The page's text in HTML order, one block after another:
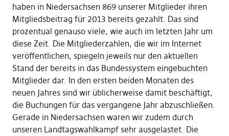
haben in Niedersachsen 869 unserer Mitglieder ihren
Mitgliedsbeitrag für 2013 bereits gezahlt. Das sind
prozentual genauso viele, wie auch im letzten Jahr um
diese Zeit. Die Mitgliederzahlen, die wir im Internet
veröffentlichen, spiegeln jeweils nur den aktuellen
Stand der bereits in das Bundessystem eingebuchten
Mitglieder dar. In den ersten beiden Monaten des
neuen Jahres sind wir üblicherweise damit beschäftigt,
die Buchungen für das vergangene Jahr abzuschließen.
Gerade in Niedersachsen waren wir zudem durch
unseren Landtagswahlkampf sehr ausgelastet. Die